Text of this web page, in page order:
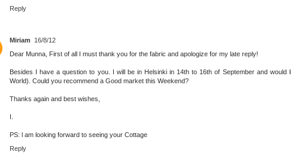
Reply
Miriam
16/8/12
Dear Munna, First of all I must thank you for the fabric and apologize for my late reply!
Besides I have a question to you. I will be in Helsinki in 14th to 16th of September and
World). Could you recommend a Good market this Weekend?
Thanks again and best wishes,
I.
PS: l am looking forward to seeing your Cottage
Reply